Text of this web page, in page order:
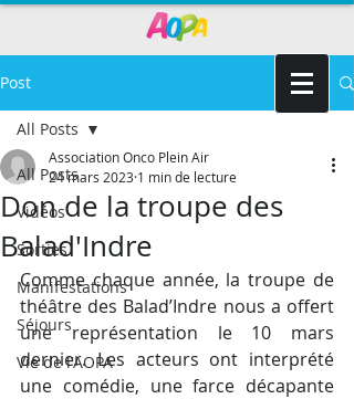
Post
All Posts
Vidéos
Sorties
Manifestations
Séjours
Vie de l'AOPA
All Posts
Don de la troupe des
Balad'Indre
Association Onco Plein Air
24 mars 2023 1 min de lecture
Comme chaque année, la troupe de
théâtre des Balad’Indre nous a offert
une représentation le 10 mars
dernier. Les acteurs ont interprété
une comédie, une farce décapante